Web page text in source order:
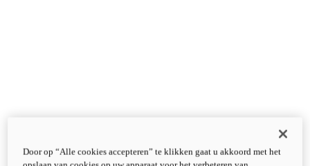
Door op “Alle cookies accepteren” te klikken gaat u akkoord met het